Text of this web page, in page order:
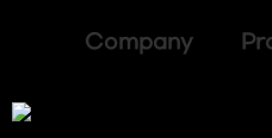
Company